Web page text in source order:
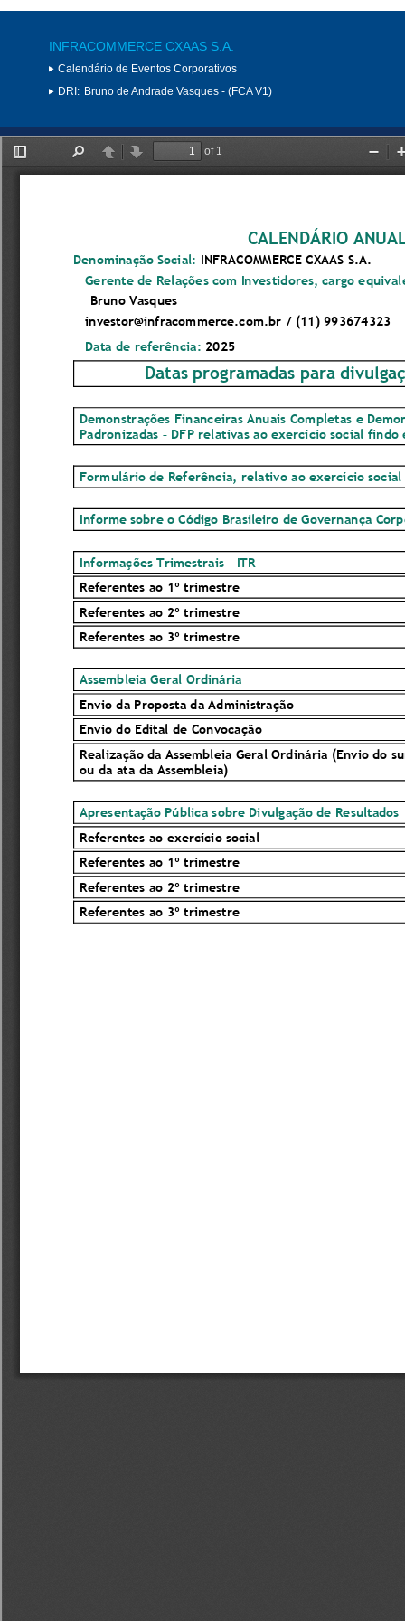
INFRACOMMERCE CXAAS S.A.
Calendário de Eventos Corporativos
DRI: Bruno de Andrade Vasques - (FCA V1)